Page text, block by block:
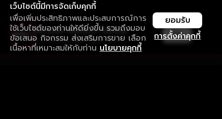
เว็บไซต์นี้มีการจัดเก็บคุกกี้
เพื่อเพิ่มประสิทธิภาพและประสบการณ์การ
ใช้เว็บไซต์ของท่านให้ดียิ่งขึ้น รวมถึงมอบ
ข้อเสนอ กิจกรรม ส่งเสริมการขาย เลือก
เนื้อหาที่เหมาะสมให้กับท่าน นโยบายคุกกี้
การตั้งค่าคุกกี้
ยอมรับ
ใช้งานแอป ลื่นไหลกว่า ไม่มีสะดุด
ดาวน์โหลดแอปเพื่อการรับชมที่ดีกว่า เปิด